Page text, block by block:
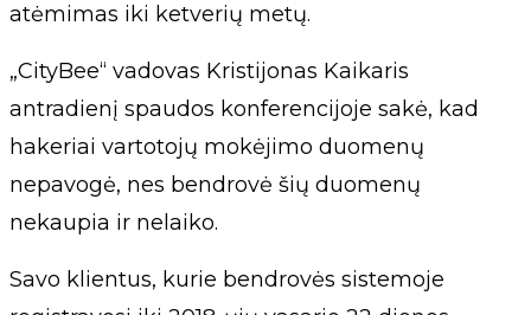
atėmimas iki ketverių metų.
„CityBee“ vadovas Kristijonas Kaikaris
antradienį spaudos konferencijoje sakė, kad
hakeriai vartotojų mokėjimo duomenų
nepavogė, nes bendrovė šių duomenų
nekaupia ir nelaiko.
Savo klientus, kurie bendrovės sistemoje